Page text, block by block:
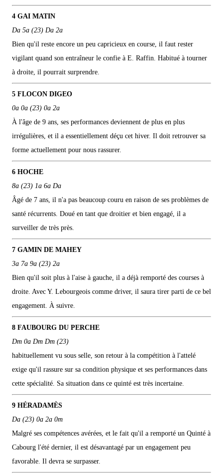
4 GAI MATIN
Da 5a (23) Da 2a
Bien qu'il reste encore un peu capricieux en course, il faut rester
vigilant quand son entraîneur le confie à E. Raffin. Habitué à tourner
à droite, il pourrait surprendre.
5 FLOCON DIGEO
0a 0a (23) 0a 2a
À l'âge de 9 ans, ses performances deviennent de plus en plus
irrégulières, et il a essentiellement déçu cet hiver. Il doit retrouver sa
forme actuellement pour nous rassurer.
6 HOCHE
8a (23) 1a 6a Da
Âgé de 7 ans, il n'a pas beaucoup couru en raison de ses problèmes de
santé récurrents. Doué en tant que droitier et bien engagé, il a
surveiller de très près.
7 GAMIN DE MAHEY
3a 7a 9a (23) 2a
Bien qu'il soit plus à l'aise à gauche, il a déjà remporté des courses à
droite. Avec Y. Lebourgeois comme driver, il saura tirer parti de ce bel
engagement. À suivre.
8 FAUBOURG DU PERCHE
Dm 0a Dm Dm (23)
habituellement vu sous selle, son retour à la compétition à l'attelé
exige qu'il rassure sur sa condition physique et ses performances dans
cette spécialité. Sa situation dans ce quinté est très incertaine.
9 HÉRADAMÈS
Da (23) 0a 2a 0m
Malgré ses compétences avérées, et le fait qu'il a remporté un Quinté à
Cabourg l'été dernier, il est désavantagé par un engagement peu
favorable. Il devra se surpasser.